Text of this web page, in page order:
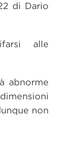
di Dario
alle
abnorme
non